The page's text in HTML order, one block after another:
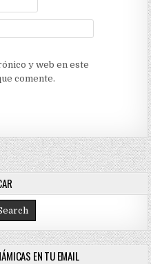
y web en este
comente.
EN TU EMAIL